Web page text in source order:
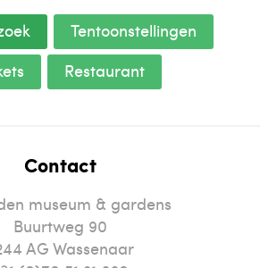
Tentoonstellingen
Restaurant
Contact
museum & gardens
Buurtweg 90
AG Wassenaar